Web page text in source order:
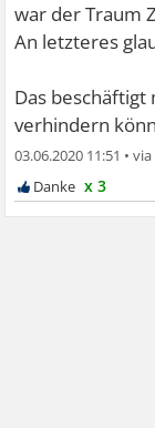
war der Traum
An letzteres
Das beschäftigt
verhindern
03.06.2020 11:51 •
x 3